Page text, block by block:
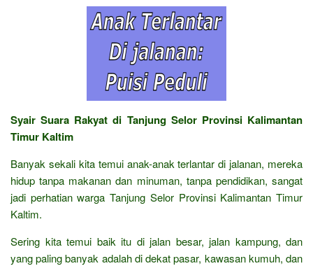
Syair Suara Rakyat di Tanjung Selor Provinsi Kalimantan
Timur Kaltim
Banyak sekali kita temui anak-anak terlantar di jalanan, mereka
hidup tanpa makanan dan minuman, tanpa pendidikan, sangat
jadi perhatian warga Tanjung Selor Provinsi Kalimantan Timur
Kaltim.
Sering kita temui baik itu di jalan besar, jalan kampung, dan
yang paling banyak adalah di dekat pasar, kawasan kumuh, dan